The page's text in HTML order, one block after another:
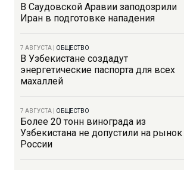
В Саудовской Аравии заподозрили
Иран в подготовке нападения
7 АВГУСТА ОБЩЕСТВО
В Узбекистане создадут
энергетические паспорта для всех
махаллей
7 АВГУСТА ОБЩЕСТВО
Более 20 тонн винограда из
Узбекистана не допустили на рынок
России